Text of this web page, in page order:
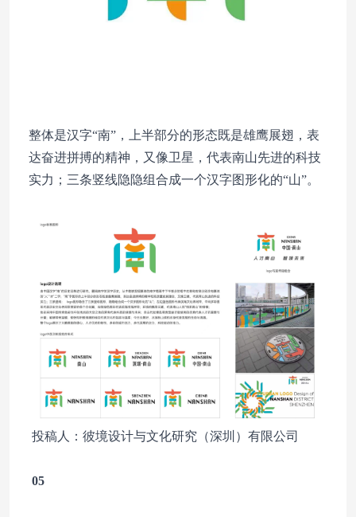
整体是汉字“南”，上半部分的形态既是雄鹰展翅，表
达奋进拼搏的精神，又像卫星，代表南山先进的科技
实力；三条竖线隐隐组合成一个汉字图形化的“山”。
投稿人：彼境设计与文化研究（深圳）有限公司
05